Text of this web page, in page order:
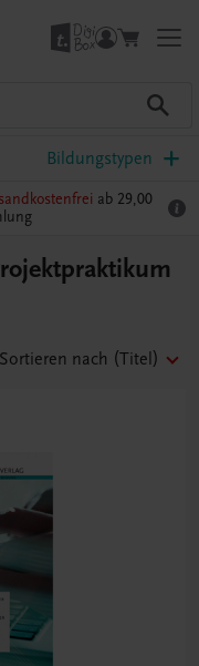
Bildungstypen
ab 29,00
Sortieren nach (Titel)